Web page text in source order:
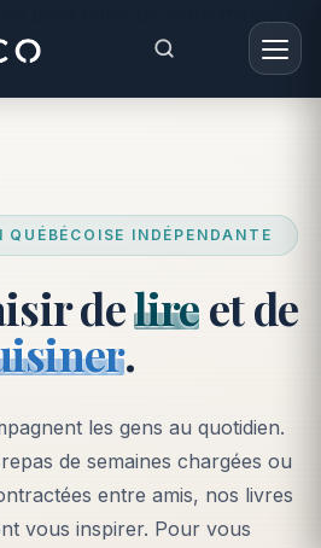
INDÉPENDANTE
delireet de
.
les gens au quotidien.
de semaines chargées ou
entre amis, nos livres
vous inspirer. Pour vous